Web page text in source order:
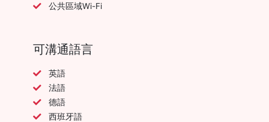
公共區域Wi-Fi
可溝通語言
英語
法語
德語
西班牙語